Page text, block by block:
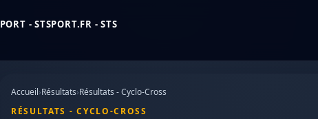
- STSPORT.FR - STS
Accueil›Résultats›Résultats - Cyclo-Cross
RÉSULTATS - CYCLO-CROSS